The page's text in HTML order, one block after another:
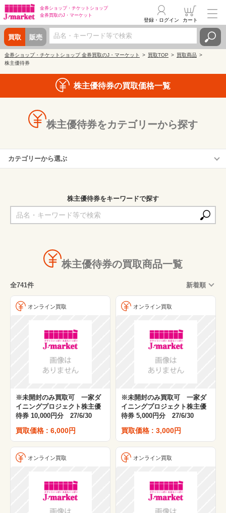
金券ショップ・ チケットショップ
金券買取のJ・マーケット
買取 販売
登録・ログイン カート
金券ショップ・チケットショップ 金券買取のJ・マーケット 買取TOP
買取商品
株主優待券
株主優待券の買取価格一覧
株主優待券をカテゴリーから探す
カテゴリーから選ぶ
外食・食事券
家電量販店
専門店
ホテル・旅館・宿泊
自動車・バス
スポーツ用品・ジム
百貨店・デパート
株主優待券をキーワードで探す
株主優待券の買取商品一覧
全741件 新着順
オンライン買取
※未開封のみ買取可 一家ダ
イニングプロジェクト株主優
待券 10,000円分 27/6/30
買取価格 : 6,000円
オンライン買取
※未開封のみ買取可 一家ダ
イニングプロジェクト株主優
待券 5,000円分 27/6/30
買取価格 : 3,000円
オンライン買取 オンライン買取